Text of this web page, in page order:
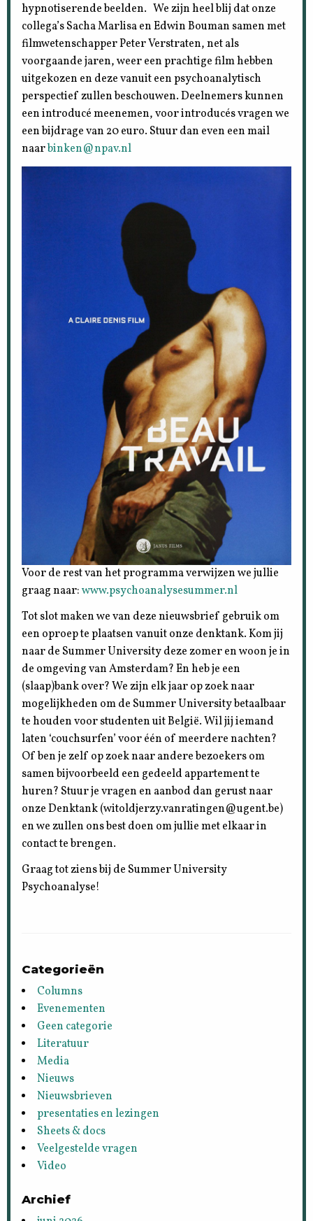
hypnotiserende beelden. We zijn heel blij dat onze
collega’s Sacha Marlisa en Edwin Bouman samen met
filmwetenschapper Peter Verstraten, net als
voorgaande jaren, weer een prachtige film hebben
uitgekozen en deze vanuit een psychoanalytisch
perspectief zullen beschouwen. Deelnemers kunnen
een introducé meenemen, voor introducés vragen we
een bijdrage van 20 euro. Stuur dan even een mail
naarbinken@npav.nl
Voor de rest van het programma verwijzen we jullie
graag naar:www.psychoanalysesummer.nl
Tot slot maken we van deze nieuwsbrief gebruik om
een oproep te plaatsen vanuit onze denktank. Kom jij
naar de Summer University deze zomer en woon je in
de omgeving van Amsterdam? En heb je een
(slaap)bank over? We zijn elk jaar op zoek naar
mogelijkheden om de Summer University betaalbaar
te houden voor studenten uit België. Wil jij iemand
laten ‘couchsurfen’ voor één of meerdere nachten?
Of ben je zelf op zoek naar andere bezoekers om
samen bijvoorbeeld een gedeeld appartement te
huren? Stuur je vragen en aanbod dan gerust naar
onze Denktank (witoldjerzy.vanratingen@ugent.be)
en we zullen ons best doen om jullie met elkaar in
contact te brengen.
Graag tot ziens bij de Summer University
Psychoanalyse!
Categorieën
Columns
Evenementen
Geen categorie
Literatuur
Media
Nieuws
Nieuwsbrieven
presentaties en lezingen
Sheets & docs
Veelgestelde vragen
Video
Archief